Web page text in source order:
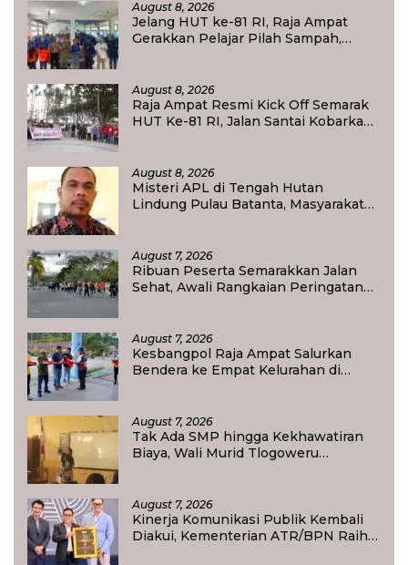
August 8, 2026
Jelang HUT ke-81 RI, Raja Ampat
Gerakkan Pelajar Pilah Sampah,
August 8, 2026
Raja Ampat Resmi Kick Off Semarak
HUT Ke-81 RI, Jalan Santai Kobarkan
August 8, 2026
Misteri APL di Tengah Hutan
Lindung Pulau Batanta, Masyarakat
August 7, 2026
Ribuan Peserta Semarakkan Jalan
Sehat, Awali Rangkaian Peringatan
August 7, 2026
Kesbangpol Raja Ampat Salurkan
Bendera ke Empat Kelurahan di
August 7, 2026
Tak Ada SMP hingga Kekhawatiran
Biaya, Wali Murid Tlogoweru
August 7, 2026
Kinerja Komunikasi Publik Kembali
Diakui, Kementerian ATR/BPN Raih